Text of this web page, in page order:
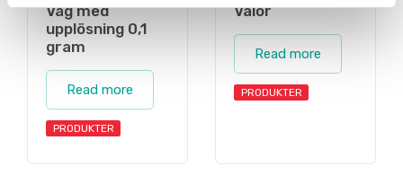
Våg med
upplösning 0,1
gram
Read more
PRODUKTER
Valor
Read more
PRODUKTER